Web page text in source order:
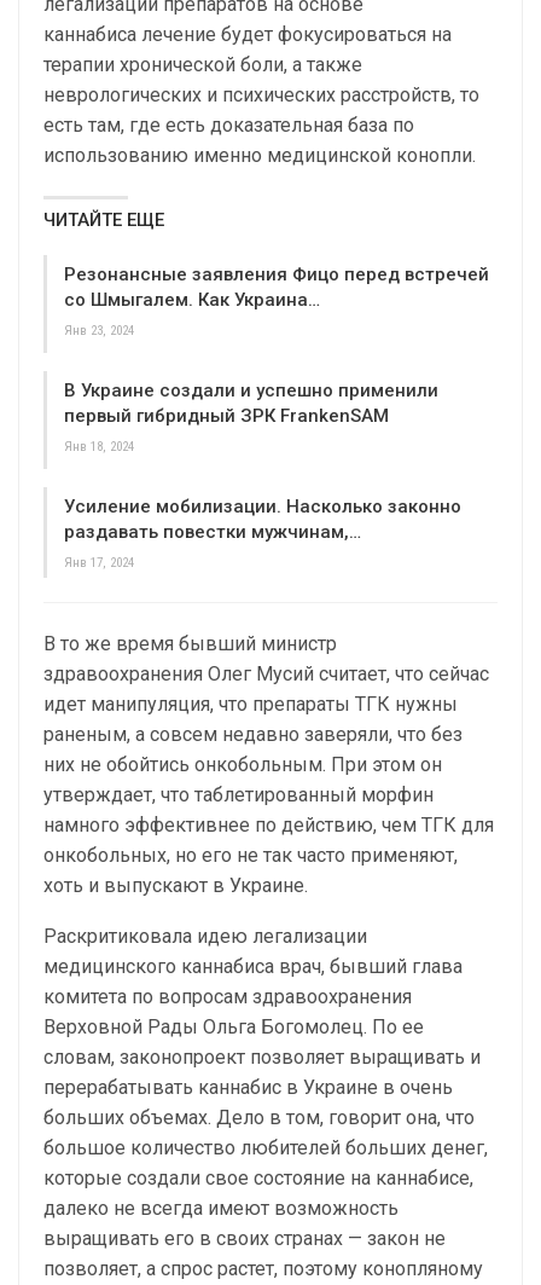
каннабиса лечение будет фокусироваться на
терапии хронической боли, а также
неврологических и психических расстройств, то
есть там, где есть доказательная база по
использованию именно медицинской конопли.
ЧИТАЙТЕ ЕЩЕ
Резонансные заявления Фицо перед встречей
со Шмыгалем. Как Украина…
Янв 23, 2024
В Украине создали и успешно применили
первый гибридный ЗРК FrankenSAM
Янв 18, 2024
Усиление мобилизации. Насколько законно
раздавать повестки мужчинам,…
Янв 17, 2024
В то же время бывший министр
здравоохранения Олег Мусий считает, что сейчас
идет манипуляция, что препараты ТГК нужны
раненым, а совсем недавно заверяли, что без
них не обойтись онкобольным. При этом он
утверждает, что таблетированный морфин
намного эффективнее по действию, чем ТГК для
онкобольных, но его не так часто применяют,
хоть и выпускают в Украине.
Раскритиковала идею легализации
медицинского каннабиса врач, бывший глава
комитета по вопросам здравоохранения
Верховной Рады Ольга Богомолец. По ее
словам, законопроект позволяет выращивать и
перерабатывать каннабис в Украине в очень
больших объемах. Дело в том, говорит она, что
большое количество любителей больших денег,
которые создали свое состояние на каннабисе,
далеко не всегда имеют возможность
выращивать его в своих странах — закон не
позволяет, а спрос растет, поэтому конопляному